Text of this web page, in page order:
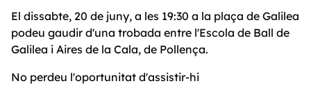
El dissabte, 20 de juny, a les 19:30 a la plaça de Galilea
podeu gaudir d'una trobada entre l'Escola de Ball de
Galilea i Aires de la Cala, de Pollença.
No perdeu l'oportunitat d'assistir-hi